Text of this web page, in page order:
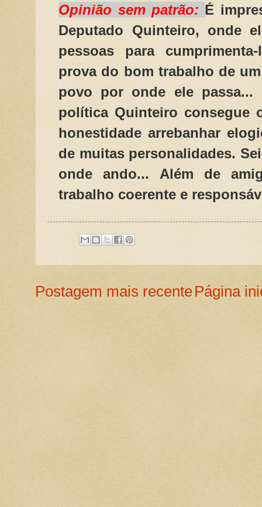
Opinião sem patrão: É
Deputado Quinteiro, onde
pessoas para
prova do bom trabalho de
povo por onde ele passa...
política Quinteiro consegue
honestidade arrebanhar
de muitas personalidades.
onde ando... Além de
trabalho coerente e
Postagem mais recentePágina